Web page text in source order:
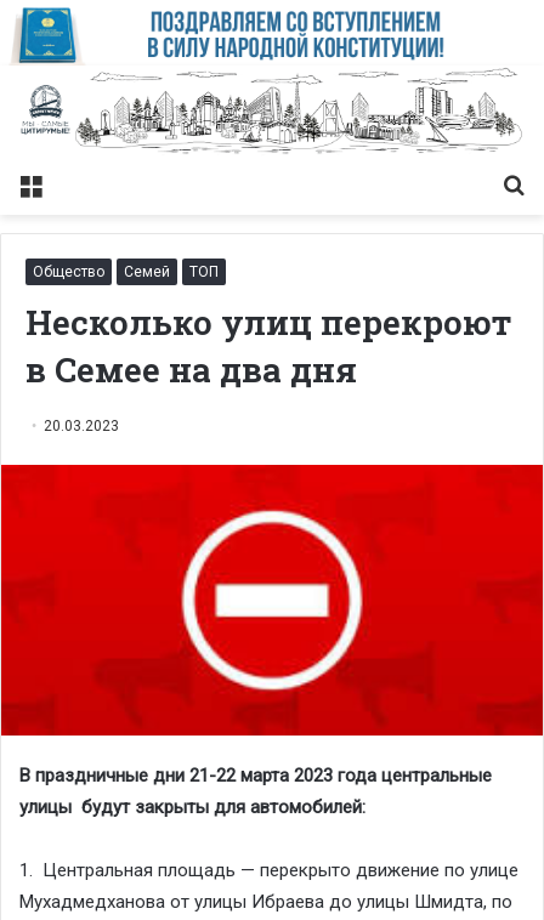
Меню
Общество Семей ТОП
Несколько улиц перекроют
в Семее на два дня
20.03.2023
В праздничные дни 21-22 марта 2023 года центральные
улицы будут закрыты для автомобилей:
1. Центральная площадь — перекрыто движение по улице
Мухадмедханова от улицы Ибраева до улицы Шмидта, по